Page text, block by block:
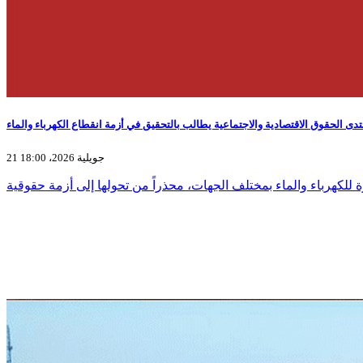
الحقوق الاقتصادية والاجتماعية يطالب بالتحقيق في أزمة انقطاع الكهرباء والماء
21 جويلية 2026، 18:00